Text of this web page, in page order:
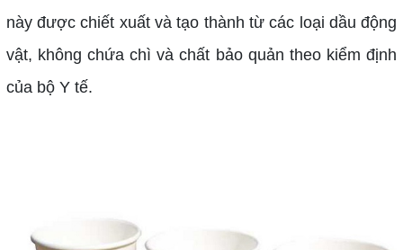
này được chiết xuất và tạo thành từ các loại dầu động
vật, không chứa chì và chất bảo quản theo kiểm định
của bộ Y tế.